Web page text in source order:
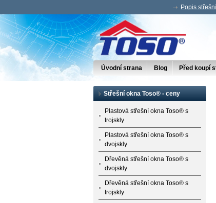
Popis
Úvodní strana Blog Před koupí
Střešní okna Toso® - ceny
Plastová střešní okna Toso® s
trojskly
Plastová střešní okna Toso® s
dvojskly
Dřevěná střešní okna Toso® s
dvojskly
Dřevěná střešní okna Toso® s
trojskly